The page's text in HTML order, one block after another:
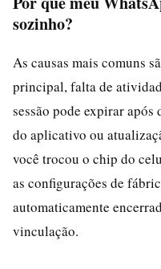
sozinho?
As causas mais comuns
principal, falta de
sessão pode expirar
do aplicativo ou
você trocou o chip do
as configurações de
automaticamente
vinculação.